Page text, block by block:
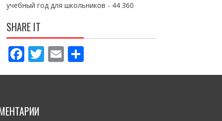
учебный год для школьников - 44 360
SHARE IT
F
ac
b
T
w
E
m
П
о